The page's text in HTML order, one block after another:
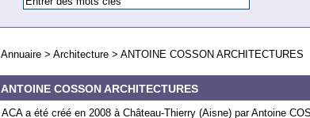
Annuaire > Architecture > ANTOINE COSSON ARCHITECTURES
ANTOINE COSSON ARCHITECTURES
ACA a été créé en 2008 à Château-Thierry (Aisne) par Antoine